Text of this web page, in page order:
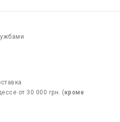
от 30 000 грн. (кроме